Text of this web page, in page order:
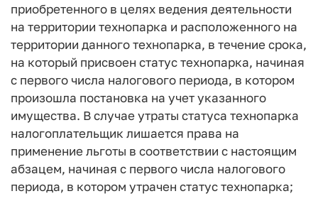
приобретенного в целях ведения деятельности
на территории технопарка и расположенного на
территории данного технопарка, в течение срока,
на который присвоен статус технопарка, начиная
с первого числа налогового периода, в котором
произошла постановка на учет указанного
имущества. В случае утраты статуса технопарка
налогоплательщик лишается права на
применение льготы в соответствии с настоящим
абзацем, начиная с первого числа налогового
периода, в котором утрачен статус технопарка;